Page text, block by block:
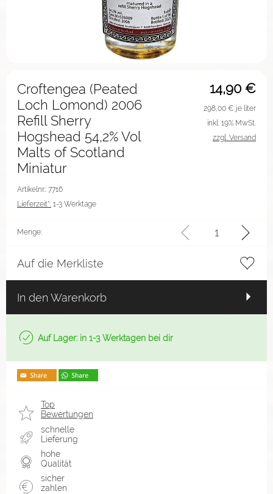
14,90 €
Croftengea (Peated
Loch Lomond) 2006
Refill Sherry
Hogshead 54,2% Vol
Malts of Scotland
Miniatur
Artikelnr.: 7716
Lieferzeit*: 1-3 Werktage
298,00 € je liter
inkl. 19% MwSt.
zzgl. Versand
Menge:
Auf die Merkliste
In den Warenkorb
Auf Lager: in 1-3 Werktagen bei dir
Top
Bewertungen
schnelle
Lieferung
hohe
Qualität
sicher
zahlen